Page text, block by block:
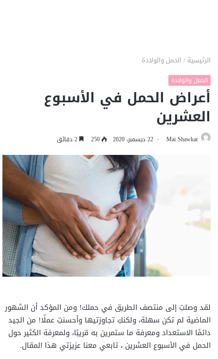
الرئيسية / الحمل والولادة
الحمل والولادة
أعراض الحمل في الأسبوع
العشرين
Mai Shawkat 22 ديسمبر، 2020 250
لقد وصلتِ إلى منتصف الطريق في حملك! ومن المؤكد أن الشهور
الماضية لم تكن سهلة، ولكنكِ تجاوزتيها وأحسنتِ عملًا! من الجيد
دائمًا الاستعداد ومعرفة ما ستمرين به قريبًا، ولمعرفة الكثير حول
الحمل في الأسبوع العشرين ، تابعي معنا عزيزتي هذا المقال.